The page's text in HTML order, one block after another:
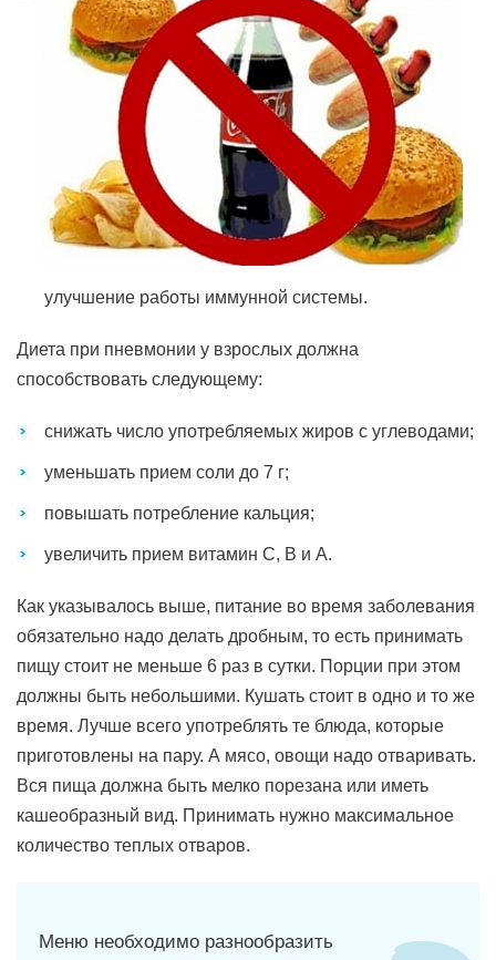
улучшение работы иммунной системы.
Диета при пневмонии у взрослых должна
способствовать следующему:
снижать число употребляемых жиров с углеводами;
уменьшать прием соли до 7 г;
повышать потребление кальция;
увеличить прием витамин С, В и А.
Как указывалось выше, питание во время заболевания
обязательно надо делать дробным, то есть принимать
пищу стоит не меньше 6 раз в сутки. Порции при этом
должны быть небольшими. Кушать стоит в одно и то же
время. Лучше всего употреблять те блюда, которые
приготовлены на пару. А мясо, овощи надо отваривать.
Вся пища должна быть мелко порезана или иметь
кашеобразный вид. Принимать нужно максимальное
количество теплых отваров.
Меню необходимо разнообразить